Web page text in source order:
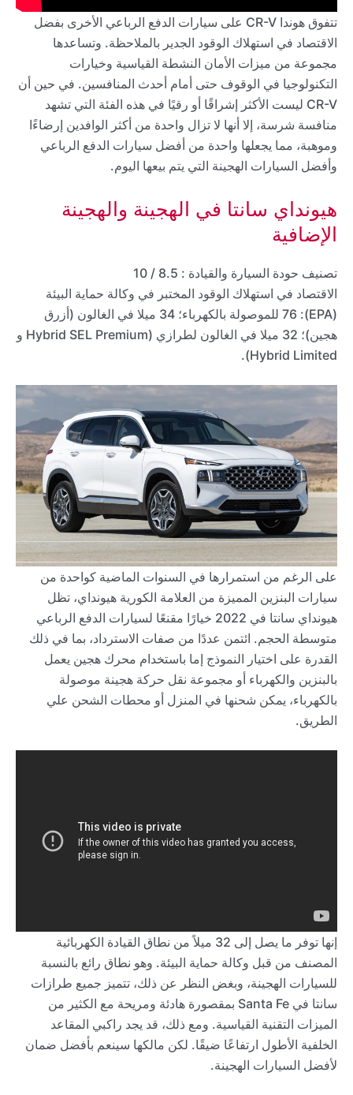
تتفوق هوندا CR-V على سيارات الدفع الرباعي الأخرى بفضل
الاقتصاد في استهلاك الوقود الجدير بالملاحظة. وتساعدها
مجموعة من ميزات الأمان النشطة القياسية وخيارات
التكنولوجيا في الوقوف حتى أمام أحدث المنافسين. في حين أن
CR-V ليست الأكثر إشراقًا أو رقيًا في هذه الفئة التي تشهد
منافسة شرسة، إلا أنها لا تزال واحدة من أكثر الوافدين إرضاءًا
وموهبة، مما يجعلها واحدة من أفضل سيارات الدفع الرباعي
وأفضل السيارات الهجينة التي يتم بيعها اليوم.
هيونداي سانتا في الهجينة والهجينة
الإضافية
تصنيف حودة السيارة والقيادة : 8.5 / 10
الاقتصاد في استهلاك الوقود المختبر في وكالة حماية البيئة
(EPA): 76 للموصولة بالكهرباء؛ 34 ميلا في الغالون (أزرق
هجين)؛ 32 ميلا في الغالون لطرازي (Hybrid SEL Premium و
Hybrid Limited).
على الرغم من استمرارها في السنوات الماضية كواحدة من
سيارات البنزين المميزة من العلامة الكورية هيونداي، تظل
هيونداي سانتا في 2022 خيارًا مقنعًا لسيارات الدفع الرباعي
متوسطة الحجم. ائتمن عددًا من صفات الاسترداد، بما في ذلك
القدرة على اختيار النموذج إما باستخدام محرك هجين يعمل
بالبنزين والكهرباء أو مجموعة نقل حركة هجينة موصولة
بالكهرباء، يمكن شحنها في المنزل أو محطات الشحن علي
الطريق.
إنها توفر ما يصل إلى 32 ميلاً من نطاق القيادة الكهربائية
المصنف من قبل وكالة حماية البيئة. وهو نطاق رائع بالنسبة
للسيارات الهجينة، وبغض النظر عن ذلك، تتميز جميع طرازات
سانتا في Santa Fe بمقصورة هادئة ومريحة مع الكثير من
الميزات التقنية القياسية. ومع ذلك، قد يجد راكبي المقاعد
الخلفية الأطول ارتفاعًا ضيقًا. لكن مالكها سينعم بأفضل ضمان
لأفضل السيارات الهجينة.